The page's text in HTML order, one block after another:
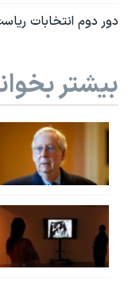
دور دوم انتخابات
بیشتر